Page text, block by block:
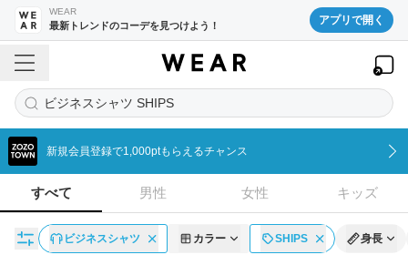
WEAR
最新トレンドのコーデを見つけよう！ アプリで開く
ビジネスシャツ SHIPS
新規会員登録で1,000ptもらえるチャンス
すべて 男性 女性 キッズ
ビジネスシャツ カラー SHIPS 身長